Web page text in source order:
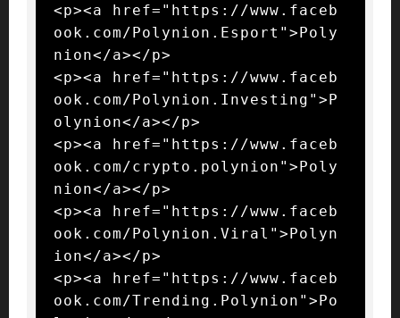
<p><a href="https://www.faceb
ook.com/Polynion.Esport">Poly
nion</a></p>
<p><a href="https://www.faceb
ook.com/Polynion.Investing">P
olynion</a></p>
<p><a href="https://www.faceb
ook.com/crypto.polynion">Poly
nion</a></p>
<p><a href="https://www.faceb
ook.com/Polynion.Viral">Polyn
ion</a></p>
<p><a href="https://www.faceb
ook.com/Trending.Polynion">Po